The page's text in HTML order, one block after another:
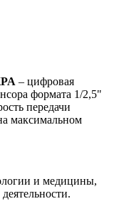
– цифровая
формата 1/2,5"
передачи
максимальном
и медицины,